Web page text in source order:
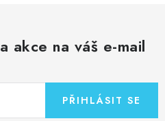
akce na váš e-mail
PŘIHLÁSIT SE